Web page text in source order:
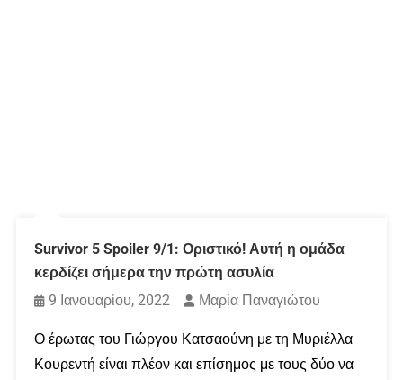
Survivor 5 Spoiler 9/1: Οριστικό! Αυτή η ομάδα
κερδίζει σήμερα την πρώτη ασυλία
9 Ιανουαρίου, 2022
Μαρία Παναγιώτου
Ο έρωτας του Γιώργου Κατσαούνη με τη Μυριέλλα
Κουρεντή είναι πλέον και επίσημος με τους δύο να